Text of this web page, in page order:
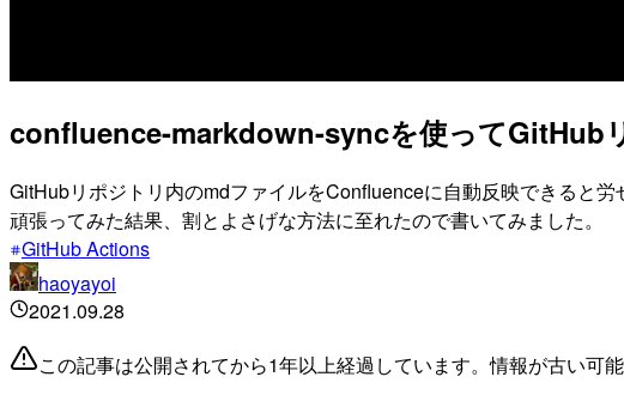
confluence-markdown-syncを使ってGitHub
GitHubリポジトリ内のmdファイルをConfluenceに自動反映できると
頑張ってみた結果、割とよさげな方法に至れたので書いてみました。
GitHub Actions
haoyayoi
2021.09.28
この記事は公開されてから1年以上経過しています。情報が古い可